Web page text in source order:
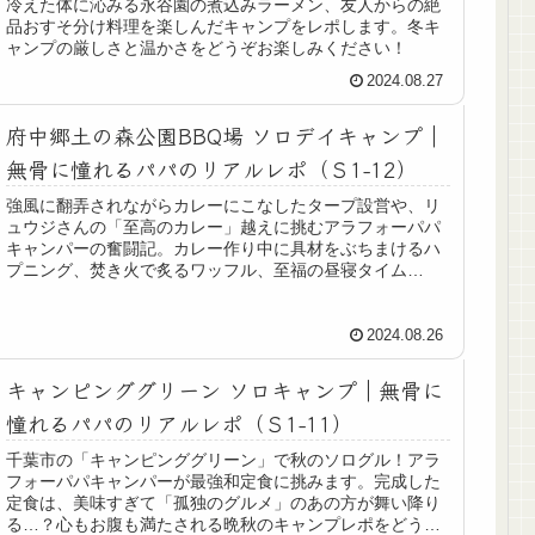
冷えた体に沁みる永谷園の煮込みラーメン、友人からの絶
品おすそ分け料理を楽しんだキャンプをレポします。冬キ
ャンプの厳しさと温かさをどうぞお楽しみください！
2024.08.27
府中郷土の森公園BBQ場 ソロデイキャンプ｜
無骨に憧れるパパのリアルレポ（Ｓ1-12）
強風に翻弄されながらカレーにこなしたタープ設営や、リ
ュウジさんの「至高のカレー」越えに挑むアラフォーパパ
キャンパーの奮闘記。カレー作り中に具材をぶちまけるハ
プニング、焚き火で炙るワッフル、至福の昼寝タイム
2024.08.26
キャンピンググリーン ソロキャンプ｜無骨に
憧れるパパのリアルレポ（Ｓ1-11）
千葉市の「キャンピンググリーン」で秋のソログル！アラ
フォーパパキャンパーが最強和定食に挑みます。完成した
定食は、美味すぎて「孤独のグルメ」のあの方が舞い降り
る…？心もお腹も満たされる晩秋のキャンプレポをどう